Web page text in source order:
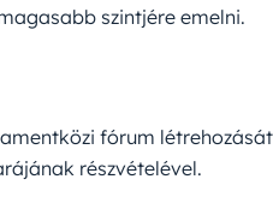
szintjére emelni.
fórum létrehozását
részvételével.